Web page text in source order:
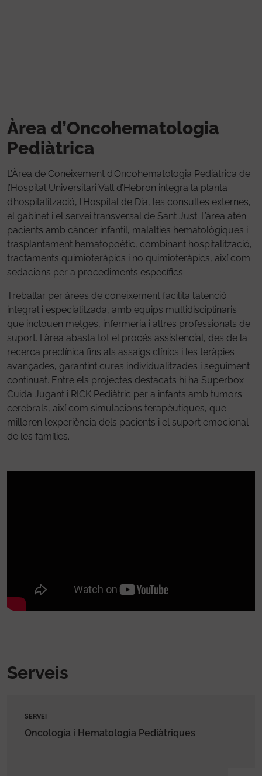
Àrea d’Oncohematologia
Pediàtrica
L’Àrea de Coneixement d’Oncohematologia Pediàtrica de
l’Hospital Universitari Vall d’Hebron integra la planta
d’hospitalització, l’Hospital de Dia, les consultes externes,
el gabinet i el servei transversal de Sant Just. L’àrea atén
pacients amb càncer infantil, malalties hematològiques i
trasplantament hematopoètic, combinant hospitalització,
tractaments quimioteràpics i no quimioteràpics, així com
sedacions per a procediments específics.
Treballar per àrees de coneixement facilita l’atenció
integral i especialitzada, amb equips multidisciplinaris
que inclouen metges, infermeria i altres professionals de
suport. L’àrea abasta tot el procés assistencial, des de la
recerca preclínica fins als assaigs clínics i les teràpies
avançades, garantint cures individualitzades i seguiment
continuat. Entre els projectes destacats hi ha Superbox
Cuida Jugant i RICK Pediàtric per a infants amb tumors
cerebrals, així com simulacions terapèutiques, que
milloren l’experiència dels pacients i el suport emocional
de les famílies.
Serveis
SERVEI
Oncologia i Hematologia Pediàtriques